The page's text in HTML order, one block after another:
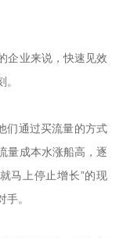
企业来说，快速见效
们通过买流量的方式
量成本水涨船高，逐
马上停止增长”的现
。